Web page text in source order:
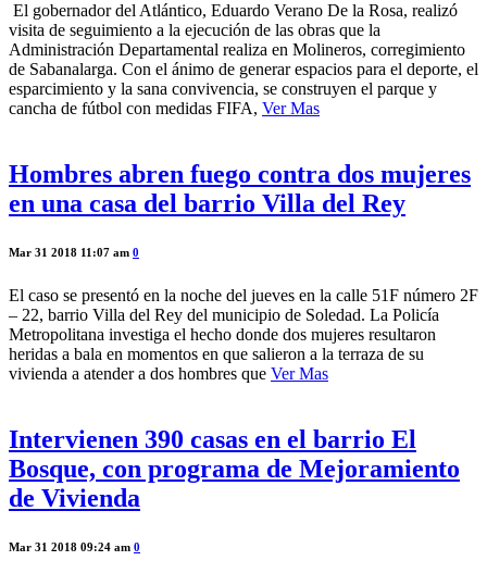
El gobernador del Atlántico, Eduardo Verano De la Rosa, realizó
visita de seguimiento a la ejecución de las obras que la
Administración Departamental realiza en Molineros, corregimiento
de Sabanalarga. Con el ánimo de generar espacios para el deporte, el
esparcimiento y la sana convivencia, se construyen el parque y
cancha de fútbol con medidas FIFA, Ver Mas
Hombres abren fuego contra dos mujeres
en una casa del barrio Villa del Rey
Mar 31 2018 11:07 am 0
El caso se presentó en la noche del jueves en la calle 51F número 2F
– 22, barrio Villa del Rey del municipio de Soledad. La Policía
Metropolitana investiga el hecho donde dos mujeres resultaron
heridas a bala en momentos en que salieron a la terraza de su
vivienda a atender a dos hombres que Ver Mas
Intervienen 390 casas en el barrio El
Bosque, con programa de Mejoramiento
de Vivienda
Mar 31 2018 09:24 am 0